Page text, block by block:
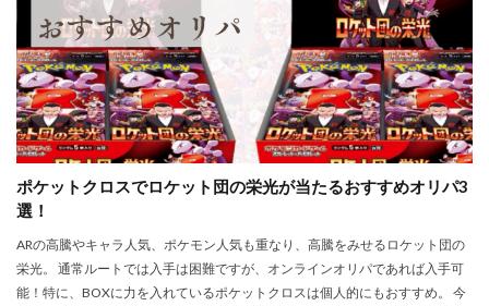
ポケットクロスでロケット団の栄光が当たるおすすめオリパ3
選！
ARの高騰やキャラ人気、ポケモン人気も重なり、高騰をみせるロケット団の
栄光。 通常ルートでは入手は困難ですが、オンラインオリパであれば入手可
能！特に、BOXに力を入れているポケットクロスは個人的にもおすすめ。 今